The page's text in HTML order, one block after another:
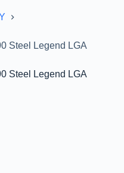
Steel Legend LGA
Steel Legend LGA